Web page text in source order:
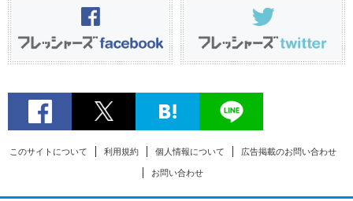
このサイトについて 利用規約 個人情報について 広告掲載のお問い合わせ
お問い合わせ